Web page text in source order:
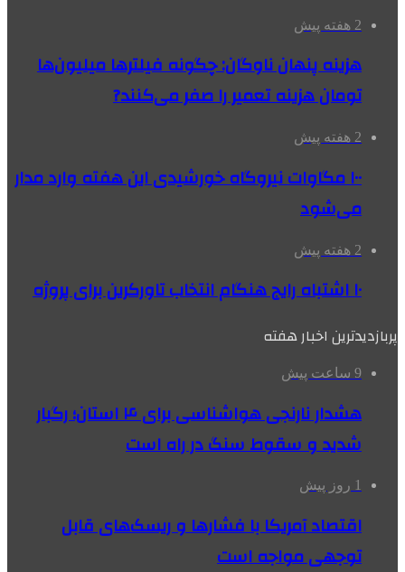
2 هفته پیش
هزینه پنهان ناوگان: چگونه فیلترها میلیون‌ها
تومان هزینه تعمیر را صفر می‌کنند?
2 هفته پیش
۱۰۰ مگاوات نیروگاه‌ خورشیدی این هفته وارد مدار
می‌شود
2 هفته پیش
۱۰ اشتباه رایج هنگام انتخاب تاورکرین برای پروژه
پربازدیدترین اخبار هفته
9 ساعت پیش
هشدار نارنجی هواشناسی برای ۴ استان؛ رگبار
شدید و سقوط سنگ در راه است
1 روز پیش
اقتصاد آمریکا با فشارها و ریسک‌های قابل
توجهی مواجه است